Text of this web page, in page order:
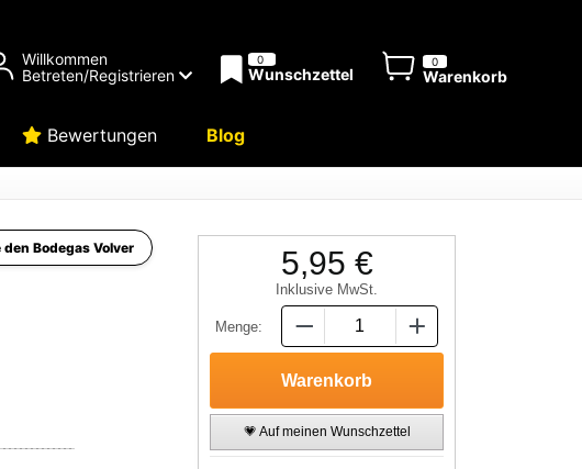
Willkommen
Betreten/Registrieren
0
Wunschzettel
0
Warenkorb
Bewertungen Blog
den Bodegas Volver 5,95 €
Inklusive MwSt.
Menge:
💗 Auf meinen Wunschzettel